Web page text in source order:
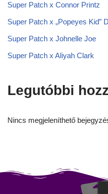
Super Patch x Connor Printz
Super Patch x „Popeyes Kid”
Super Patch x Johnelle Joe
Super Patch x Aliyah Clark
Legutóbbi
Nincs megjeleníthető